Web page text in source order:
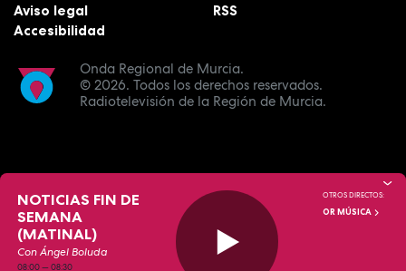
Onda Regional de Murcia.
© 2026. Todos los derechos reservados.
Radiotelevisión de la Región de Murcia.
Aviso legal
Accesibilidad
RSS
NOTICIAS FIN DE
SEMANA
(MATINAL)
Con Ángel Boluda
08:00—08:30
OTROS DIRECTOS:
OR MÚSICA